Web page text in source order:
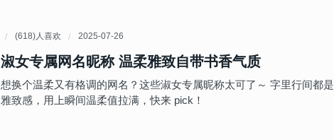
(618)人喜欢 2025-07-26
淑女专属网名昵称 温柔雅致自带书香气质
想换个温柔又有格调的网名？这些淑女专属昵称太可了～ 字里行间都是
雅致感，用上瞬间温柔值拉满，快来 pick！